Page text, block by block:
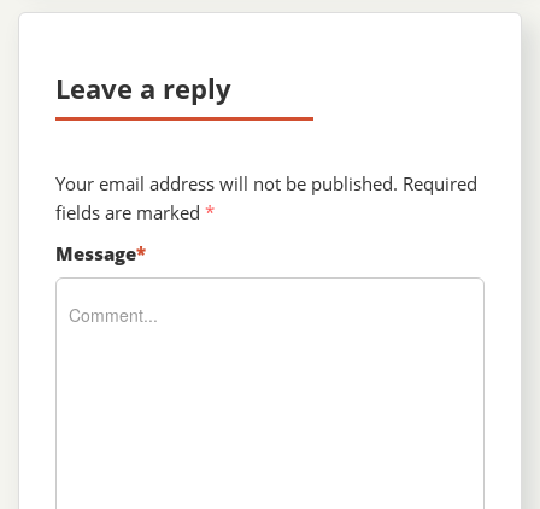
Leave a reply
Your email address will not be published. Required
fields are marked *
Message*